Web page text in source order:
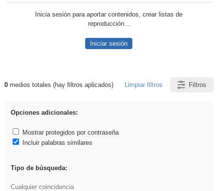
Inicia sesión para aportar contenidos, crear listas de
reproducción...
Iniciar sesión
Resultados de: VDj
0medios totales (hay filtros aplicados) Limpiar filtros Filtros
Opciones adicionales:
Mostrar protegidos por contraseña
Incluir palabras similares
Tipo de búsqueda:
Cualquier coincidencia